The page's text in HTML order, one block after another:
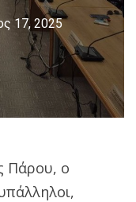
17, 2025
Πάρου, ο